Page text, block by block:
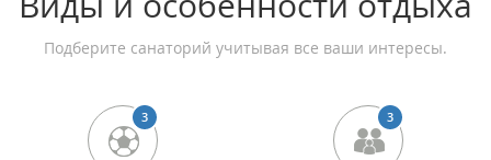
Подберите санаторий учитывая все ваши интересы.
3 3